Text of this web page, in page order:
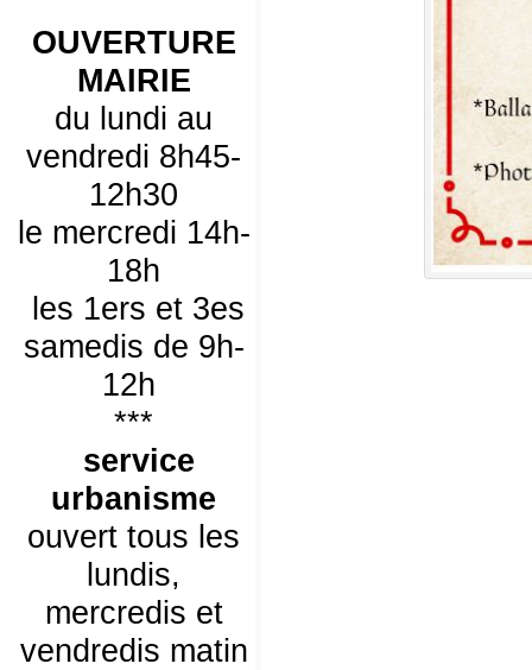
OUVERTURE
MAIRIE
du lundi au
vendredi 8h45-
12h30
le mercredi 14h-
18h
les 1ers et 3es
samedis de 9h-
12h
***
service
urbanisme
ouvert tous les
lundis,
mercredis et
vendredis matin